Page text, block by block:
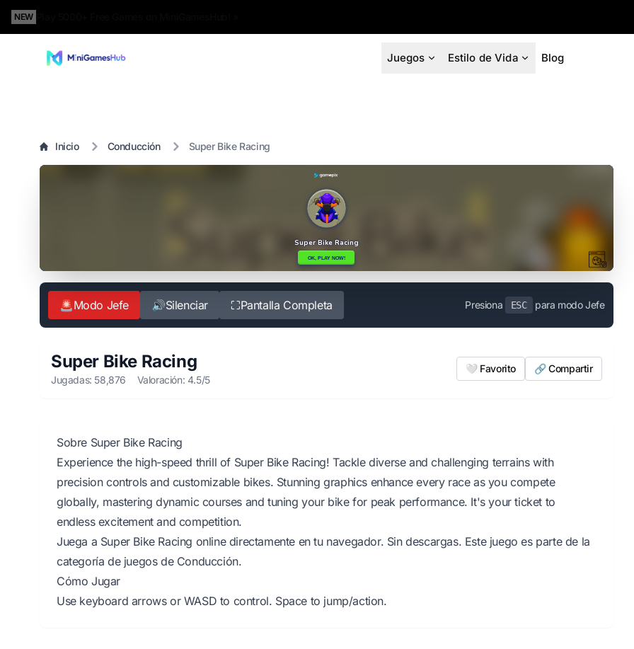
NEW
Juegos Estilo de Vida Blog
Inicio Conducción Super Bike Racing
🚨Modo Jefe 🔊Silenciar ⛶Pantalla Completa Presiona ESC para modo Jefe
Super Bike Racing
Jugadas: 58,876 Valoración: 4.5/5
🤍 Favorito 🔗 Compartir
Sobre Super Bike Racing
Experience the high-speed thrill of Super Bike Racing! Tackle diverse and challenging terrains with
precision controls and customizable bikes. Stunning graphics enhance every race as you compete
globally, mastering dynamic courses and tuning your bike for peak performance. It's your ticket to
endless excitement and competition.
Juega a Super Bike Racing online directamente en tu navegador. Sin descargas. Este juego es parte de la
categoría de juegos de Conducción.
Cómo Jugar
Use keyboard arrows or WASD to control. Space to jump/action.